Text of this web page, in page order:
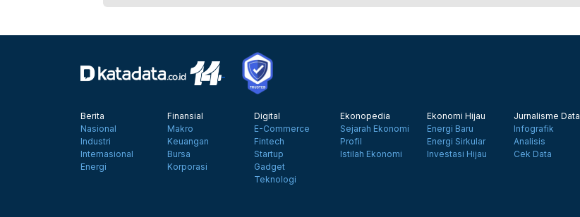
Berita
Nasional
Industri
Internasional
Energi
Finansial
Makro
Keuangan
Bursa
Korporasi
Digital
E-Commerce
Fintech
Startup
Gadget
Teknologi
Ekonopedia
Sejarah Ekonomi
Profil
Istilah Ekonomi
Ekonomi Hijau
Energi Baru
Energi Sirkular
Investasi Hijau
Jurnalisme Data
Infografik
Analisis
Cek Data